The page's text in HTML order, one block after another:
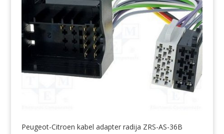
Peugeot-Citroen kabel adapter radija ZRS-AS-36B